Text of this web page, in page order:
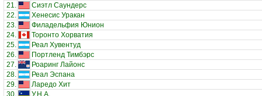
21.
Сиэтл Саундерс
22.
Хенесис Уракан
23.
Филадельфия Юнион
24.
Торонто Хорватия
25.
Реал Хувентуд
26.
Портленд Тимбэрс
27.
Роаринг Лайонс
28.
Реал Эспана
29.
Ларедо Хит
30.
У.Н.А.